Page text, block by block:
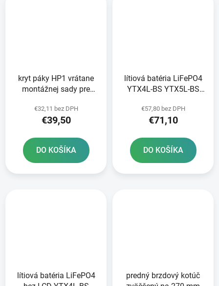
kryt páky HP1 vrátane
montážnej sady pre
RTECH oranžový
€32,11 bez DPH
€39,50
DO KOŠÍKA
lítiová batéria LiFePO4
YTX4L-BS YTX5L-BS
3Ah 180A hmotnosť 0
60 kg 107x56x85
€57,80 bez DPH
€71,10
DO KOŠÍKA
lítiová batéria LiFePO4
predný brzdový kotúč